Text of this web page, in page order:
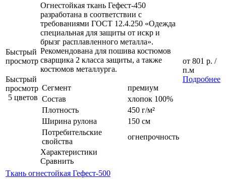
Быстрый
просмотр
Быстрый
просмотр
5 цветов
Огнестойкая ткань Гефест-450
разработана в соответствии с
требованиями ГОСТ 12.4.250 «Одежда
специальная для защиты от искр и
брызг расплавленного металла».
Рекомендована для пошива костюмов
сварщика 2 класса защиты, а также
костюмов металлурга.
Сегмент
премиум
Состав
хлопок 100%
Плотность
450 г/м²
Ширина рулона
150 см
Потребительские
свойства
огнепрочность
Характеристики
Сравнить
от 801 р. /
п.м
Подробнее
Ткань огнестойкая Гефест-500